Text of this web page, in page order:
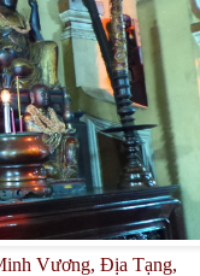
Vương, Địa Tạng,